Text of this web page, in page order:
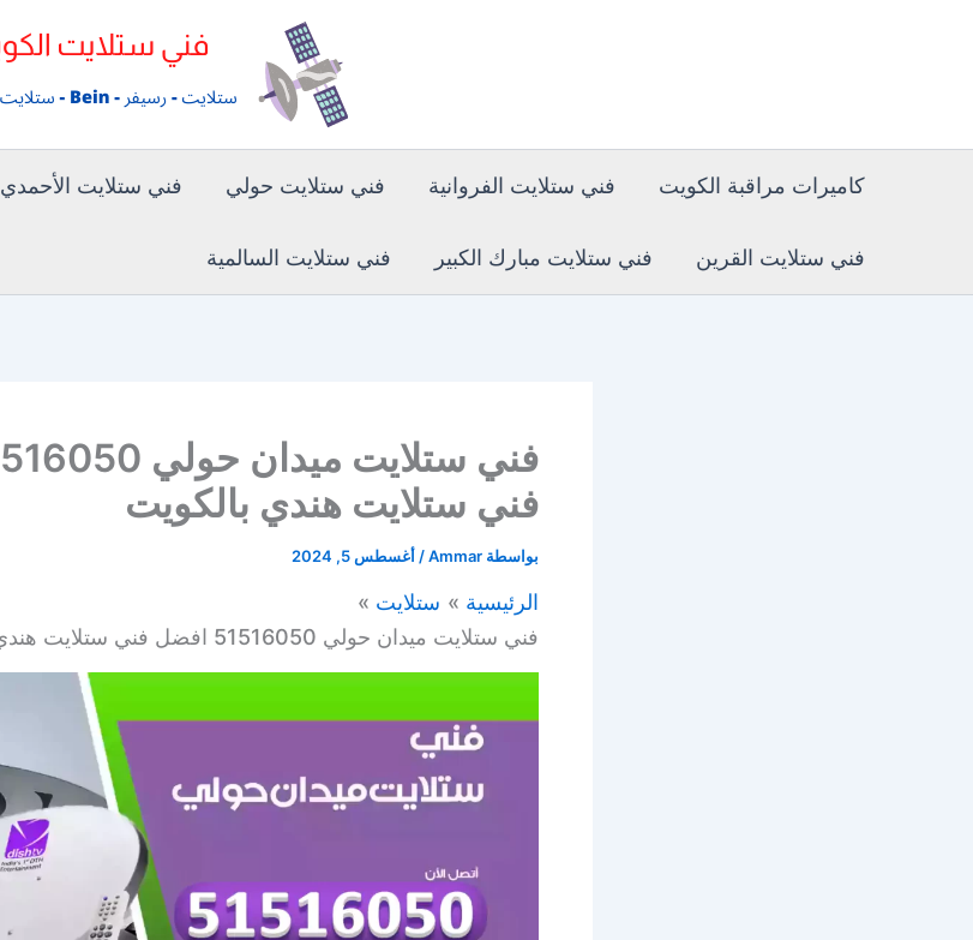
كاميرات مراقبة الكويت فني ستلايت الفروانية فني ستلايت حولي فني ستلايت الأحمدي
فني ستلايت القرين فني ستلايت مبارك الكبير فني ستلايت السالمية
فني ستلايت هندي بالكويت
بواسطة Ammar
/ أغسطس 5, 2024
الرئيسية
ستلايت
فني ستلايت ميدان حولي 51516050 افضل فني ستلايت هندي بالكويت